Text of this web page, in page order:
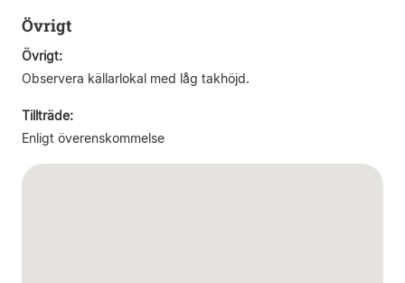
Övrigt
Övrigt:
Observera källarlokal med låg takhöjd.
Tillträde:
Enligt överenskommelse